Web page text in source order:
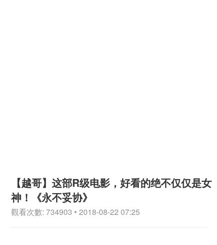
【越哥】这部R级电影，好看的绝不仅仅是女
神！《永不妥协》
觀看次數: 734903 • 2018-08-22 07:25